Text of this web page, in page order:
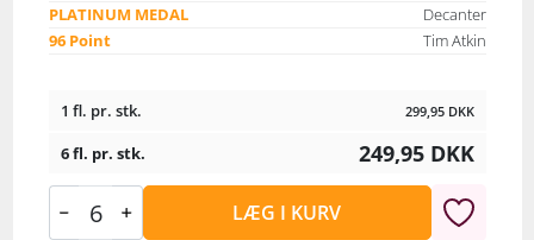
PLATINUM MEDAL
Decanter
96 Point
Tim Atkin
1 fl. pr. stk. 299,95 DKK
6 fl. pr. stk. 249,95 DKK
LÆG I KURV